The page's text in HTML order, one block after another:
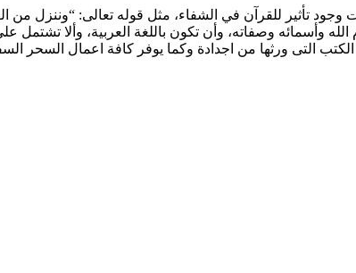
وأسمائه وصفاته، وأن تكون باللغة العربية، وألا تشتمل
التى ورثها من اجدادة وكما يوفر كافة اعمال السحر